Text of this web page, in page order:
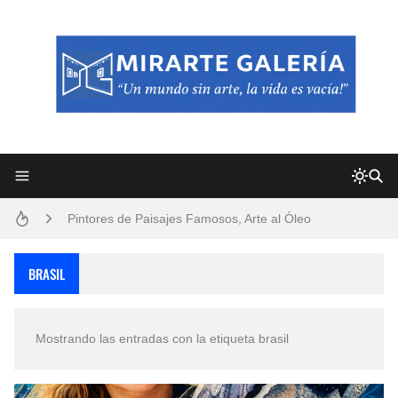
San Valentín Dibujos a Lápiz del 14 de Febrero
Rostros Bellos, La Perfección del Dibujo A Lápiz, Biryulina Vita
BRASIL
Mostrando las entradas con la etiqueta brasil